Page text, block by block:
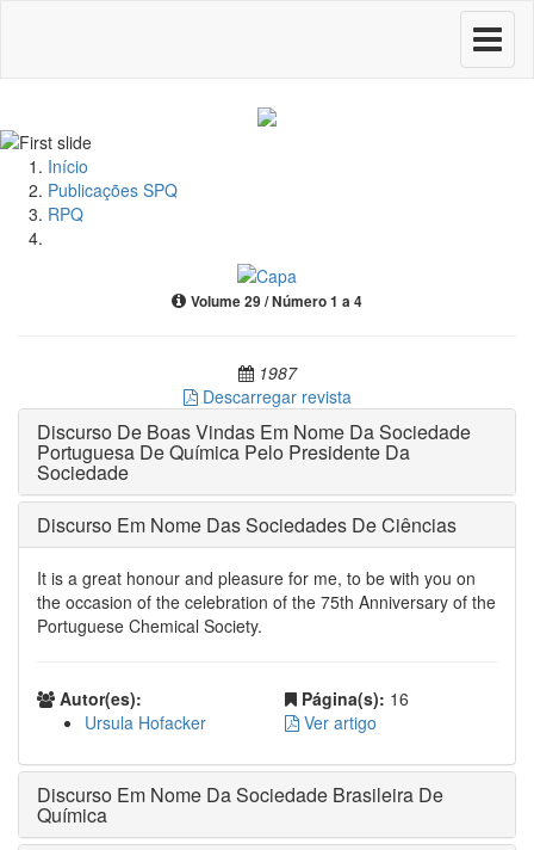
Toggle
Início
Publicações SPQ
RPQ
Volume 29 / Número 1 a 4
1987
Descarregar revista
Discurso De Boas Vindas Em Nome Da Sociedade
Portuguesa De Química Pelo Presidente Da
Sociedade
Discurso Em Nome Das Sociedades De Ciências
It is a great honour and pleasure for me, to be with you on
the occasion of the celebration of the 75th Anniversary of the
Portuguese Chemical Society.
Autor(es):
Ursula Hofacker
Página(s): 16
Ver artigo
Discurso Em Nome Da Sociedade Brasileira De
Química